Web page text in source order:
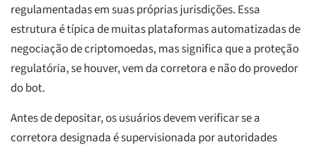
regulamentadas em suas próprias jurisdições. Essa
estrutura é típica de muitas plataformas automatizadas de
negociação de criptomoedas, mas significa que a proteção
regulatória, se houver, vem da corretora e não do provedor
do bot.
Antes de depositar, os usuários devem verificar se a
corretora designada é supervisionada por autoridades